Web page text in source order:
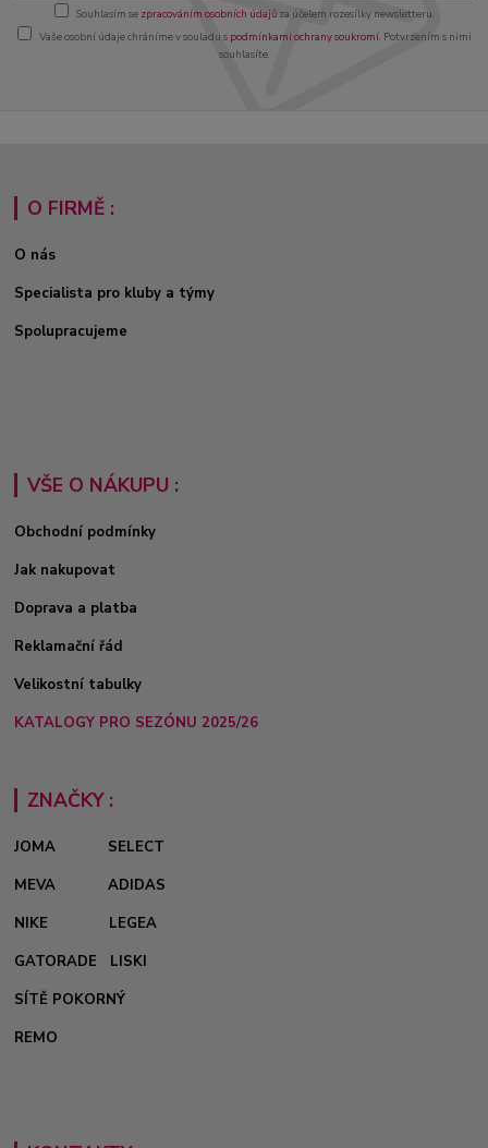
Souhlasím se zpracováním osobních údajůza účelem rozesílky newsletteru.
Vaše osobní údaje chráníme v souladu s podmínkami ochrany soukromí. Potvrzením s nimi
souhlasíte.
O FIRMĚ :
O nás
Specialista pro kluby a týmy
Spolupracujeme
VŠE O NÁKUPU :
Obchodní podmínky
Jak nakupovat
Doprava a platba
Reklamační řád
Velikostní tabulky
KATALOGY PRO SEZÓNU 2025/26
ZNAČKY :
JOMA
SELECT
MEVA
ADIDAS
NIKE
LEGEA
GATORADE
LISKI
SÍTĚ POKORNÝ
REMO